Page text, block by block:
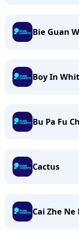
Bie Guan
Boy In
Bu Pa Fu
Cactus
Cai Zhe